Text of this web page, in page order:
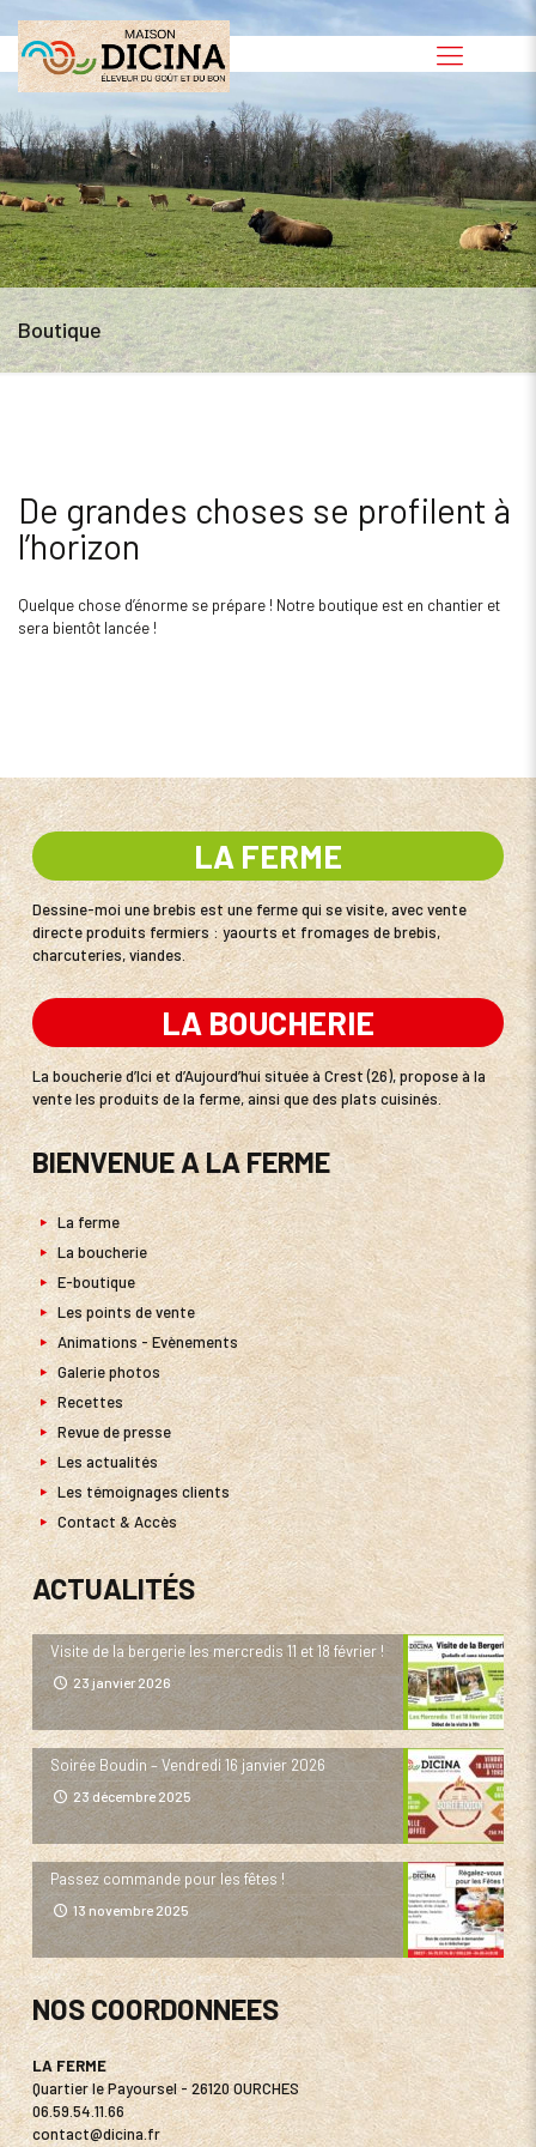
Boutique
De grandes choses se profilent à
l’horizon
Quelque chose d’énorme se prépare ! Notre boutique est en chantier et
sera bientôt lancée !
LA FERME
Dessine-moi une brebis est une ferme qui se visite, avec vente
directe produits fermiers : yaourts et fromages de brebis,
charcuteries, viandes.
LA BOUCHERIE
La boucherie d’Ici et d’Aujourd’hui située à Crest (26), propose à la
vente les produits de la ferme, ainsi que des plats cuisinés.
BIENVENUE A LA FERME
La ferme
La boucherie
E-boutique
Les points de vente
Animations - Evènements
Galerie photos
Recettes
Revue de presse
Les actualités
Les témoignages clients
Contact & Accès
ACTUALITÉS
Visite de la bergerie les mercredis 11 et 18 février !
23 janvier 2026
Soirée Boudin – Vendredi 16 janvier 2026
23 décembre 2025
Passez commande pour les fêtes !
13 novembre 2025
NOS COORDONNEES
LA FERME
Quartier le Payoursel - 26120 OURCHES
06.59.54.11.66
contact@dicina.fr